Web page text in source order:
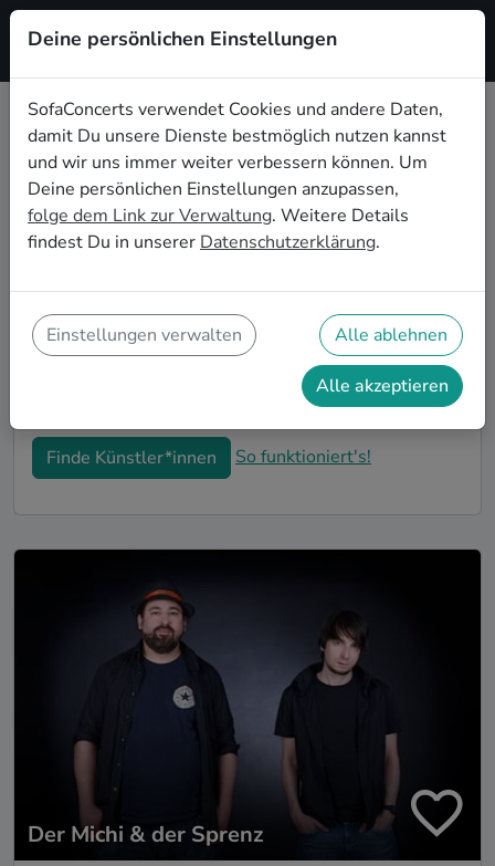
Registrieren
Punk Live-Musik für den 50.
Geburtstag in Mönchengladbach
Schon wieder ist ein Jahrzehnt vergangen und Dein
nächster runder Geburtstag steht an? Ein Konzert ist
Mönchengladbach auf eine ganz besondere Art und
Weise zu feiern. Ob kleine Gartenparty oder Feier mit
der ganzen Nachbarschaft: Auf SofaConcerts findest
Du tolle Punk Live-Acts, die perfekt zu Deiner 50.
Geburtstagsfeier in Mönchengladbach passen.
Finde Künstler*innen So funktioniert's!
Der Michi & der Sprenz
Deine persönlichen Einstellungen
SofaConcerts verwendet Cookies und andere Daten,
damit Du unsere Dienste bestmöglich nutzen kannst
und wir uns immer weiter verbessern können. Um
Deine persönlichen Einstellungen anzupassen,
folge dem Link zur Verwaltung. Weitere Details
findest Du in unserer Datenschutzerklärung.
Einstellungen verwalten Alle ablehnen
Alle akzeptieren